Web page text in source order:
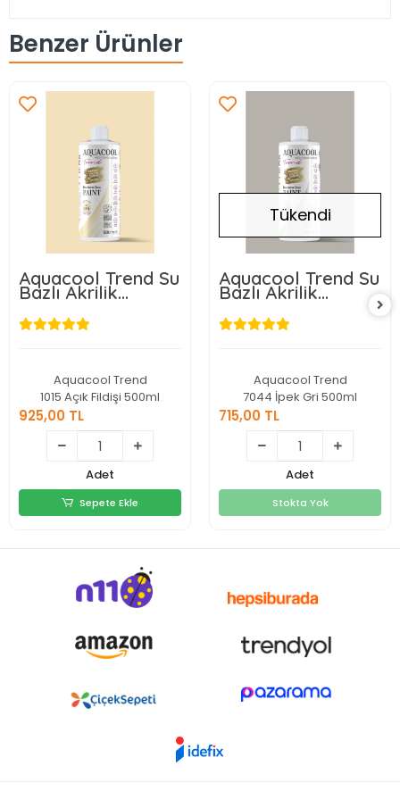
Benzer Ürünler
Aquacool Trend Su
Bazlı Akrilik
Dönüşüm Boyası
RAL 1015 Açık
Fildişi 500ml
Aquacool Trend
1015 Açık Fildişi 500ml
925,00 TL
925,00 TL
Sepete Ekle
Adet
Sepete Ekle
Tükendi
Aquacool Trend Su
Bazlı Akrilik
Dönüşüm Boyası
RAL 7044 İpek Gri
500ml
Aquacool Trend
7044 İpek Gri 500ml
715,00 TL
715,00 TL
Stokta Yok
Adet
Stokta Yok